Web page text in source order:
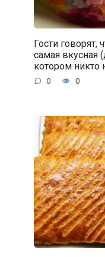
Гости говорят,
самая вкусная
котором никто
0 0